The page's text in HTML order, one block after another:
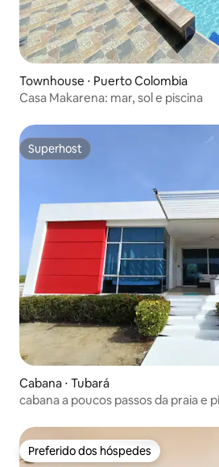
Townhouse ⋅ Puerto Colombia
Casa Makarena: mar, sol e piscina
Superhost
Superhost
Cabana ⋅ Tubará
cabana a poucos passos da praia e
Preferido dos hóspedes
Preferido dos hóspedes